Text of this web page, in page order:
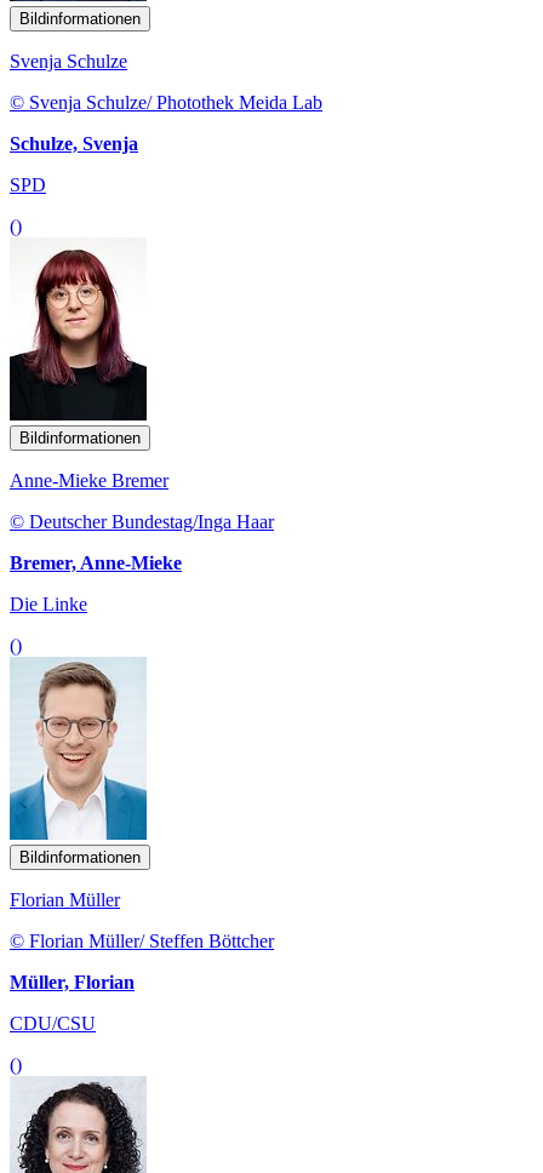
Bildinformationen
Svenja Schulze
© Svenja Schulze/ Photothek Meida Lab
Schulze, Svenja
SPD
()
Bildinformationen
Anne-Mieke Bremer
© Deutscher Bundestag/Inga Haar
Bremer, Anne-Mieke
Die Linke
()
Bildinformationen
Florian Müller
© Florian Müller/ Steffen Böttcher
Müller, Florian
CDU/CSU
()